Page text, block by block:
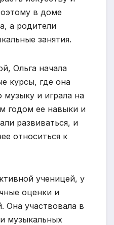
в доме
а родители
занятия.
Ольга начала
курсы, где она
музыку и играла на
годом ее навыки и
развиваться, и
относиться к
ученицей, у
оценки и
Она участвовала в
музыкальных